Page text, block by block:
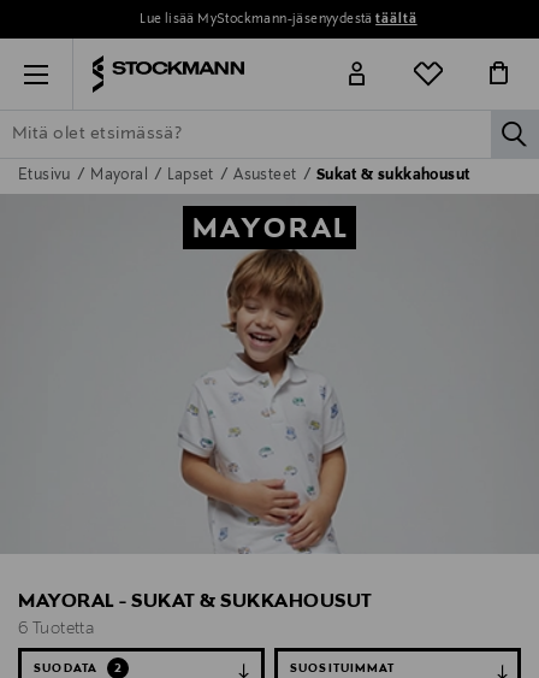
Lue lisää MyStockmann-jäsenyydestätäältä
Menu
ETSI KAIKKI NAISET MIEHET LAPSET KOTI
Etusivu Mayoral Lapset Asusteet Sukat & sukkahousut
MAYORAL
MAYORAL - SUKAT & SUKKAHOUSUT
6 Tuotetta
SUODATA 2